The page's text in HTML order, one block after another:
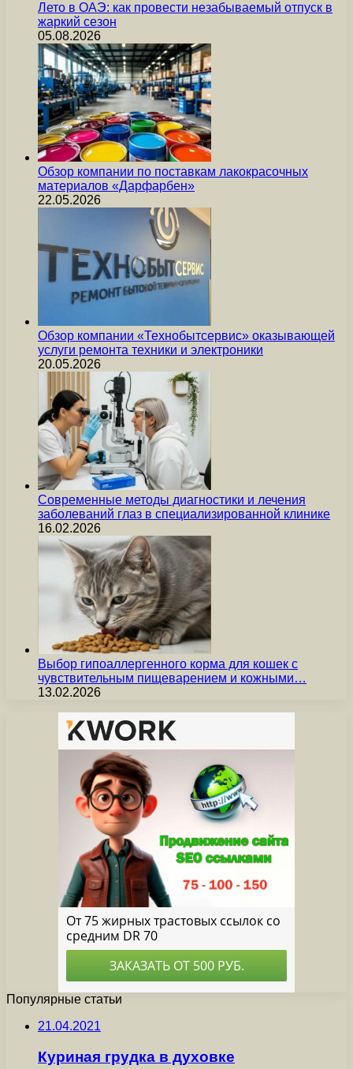
Лето в ОАЭ: как провести незабываемый отпуск в
жаркий сезон
05.08.2026
Обзор компании по поставкам лакокрасочных
материалов «Дарфарбен»
22.05.2026
Обзор компании «Технобытсервис» оказывающей
услуги ремонта техники и электроники
20.05.2026
Современные методы диагностики и лечения
заболеваний глаз в специализированной клинике
16.02.2026
Выбор гипоаллергенного корма для кошек с
чувствительным пищеварением и кожными…
13.02.2026
Популярные статьи
21.04.2021
Куриная грудка в духовке